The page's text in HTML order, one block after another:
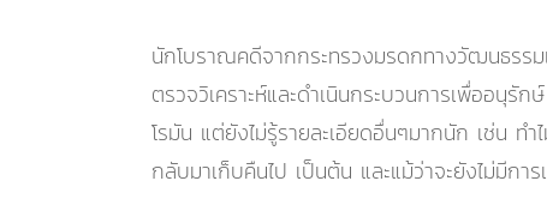
นักโบราณคดีจากกระทรวงมรดกทางวัฒนธรร
ตรวจวิเคราะห์และดำเนินกระบวนการเพื่ออนุ
โรมัน แต่ยังไม่รู้รายละเอียดอื่นๆมากนัก เช่น ทำ
กลับมาเก็บคืนไป เป็นต้น และแม้ว่าจะยังไม่มีก